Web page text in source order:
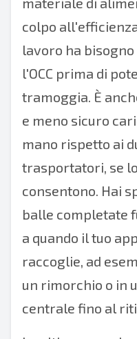
colpo
lavoro ha
l'OCC prima di
tramoggia. È
e meno sicuro
mano rispetto ai
trasportatori, se
consentono. Hai
balle completate
a quando il tuo
raccoglie, ad
un rimorchio o in
centrale fino al